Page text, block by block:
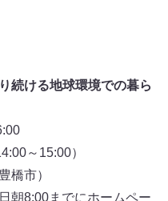
続ける地球環境での暮ら
～15:00）
橋市）
朝8:00までにホームペー